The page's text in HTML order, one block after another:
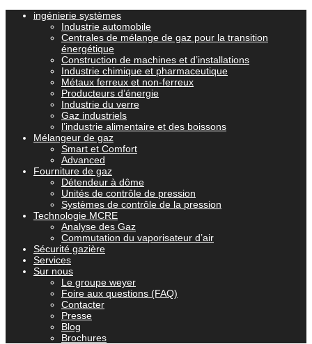
ingénierie systèmes
Industrie automobile
Centrales de mélange de gaz pour la transition
énergétique
Construction de machines et d’installations
Industrie chimique et pharmaceutique
Métaux ferreux et non-ferreux
Producteurs d’énergie
Industrie du verre
Gaz industriels
l’industrie alimentaire et des boissons
Mélangeur de gaz
Smart et Comfort
Advanced
Fourniture de gaz
Détendeur à dôme
Unités de contrôle de pression
Systèmes de contrôle de la pression
Technologie MCRE
Analyse des Gaz
Commutation du vaporisateur d’air
Sécurité gazière
Services
Sur nous
Le groupe weyer
Foire aux questions (FAQ)
Contacter
Presse
Blog
Brochures